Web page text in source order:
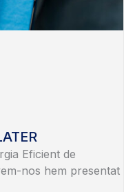
Eficient de
nos hem presentat